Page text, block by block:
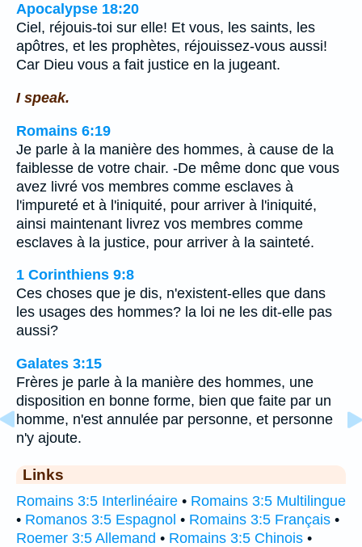
Apocalypse 18:20
Ciel, réjouis-toi sur elle! Et vous, les saints, les
apôtres, et les prophètes, réjouissez-vous aussi!
Car Dieu vous a fait justice en la jugeant.
I speak.
Romains 6:19
Je parle à la manière des hommes, à cause de la
faiblesse de votre chair. -De même donc que vous
avez livré vos membres comme esclaves à
l'impureté et à l'iniquité, pour arriver à l'iniquité,
ainsi maintenant livrez vos membres comme
esclaves à la justice, pour arriver à la sainteté.
1 Corinthiens 9:8
Ces choses que je dis, n'existent-elles que dans
les usages des hommes? la loi ne les dit-elle pas
aussi?
Galates 3:15
Frères je parle à la manière des hommes, une
disposition en bonne forme, bien que faite par un
homme, n'est annulée par personne, et personne
n'y ajoute.
Links
Romains 3:5 Interlinéaire • Romains 3:5 Multilingue
• Romanos 3:5 Espagnol • Romains 3:5 Français •
Roemer 3:5 Allemand • Romains 3:5 Chinois •